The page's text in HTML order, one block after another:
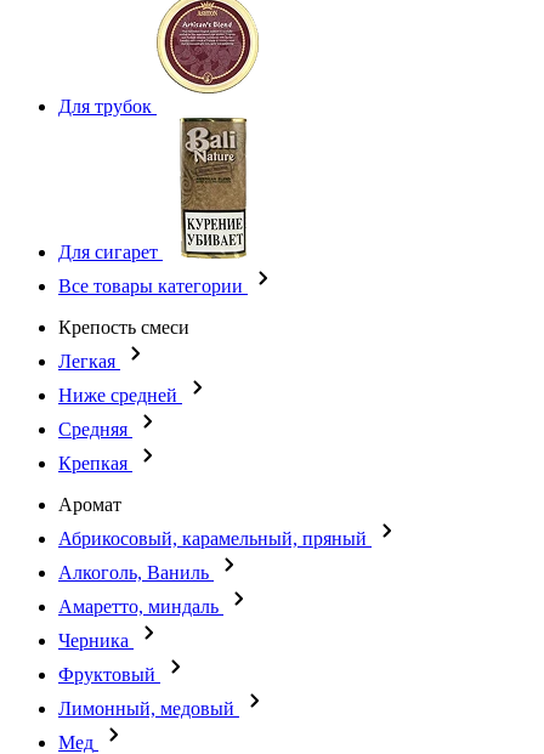
Для трубок
Для сигарет
Все товары категории
Крепость смеси
Легкая
Ниже средней
Средняя
Крепкая
Аромат
Абрикосовый, карамельный, пряный
Алкоголь, Ваниль
Амаретто, миндаль
Черника
Фруктовый
Лимонный, медовый
Мед